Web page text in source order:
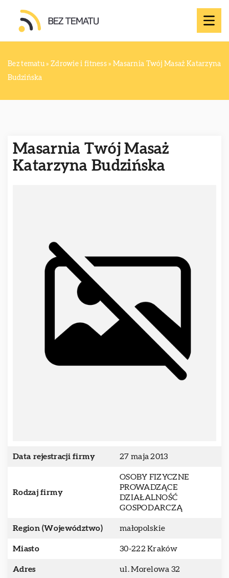
Bez tematu » Zdrowie i fitness » Masarnia Twój Masaż Katarzyna
Budzińska
Masarnia Twój Masaż
Katarzyna Budzińska
Data rejestracji firmy 27 maja 2013
Rodzaj firmy
OSOBY FIZYCZNE
PROWADZĄCE
DZIAŁALNOŚĆ
GOSPODARCZĄ
Region (Województwo) małopolskie
Miasto 30-222 Kraków
Adres ul. Morelowa 32